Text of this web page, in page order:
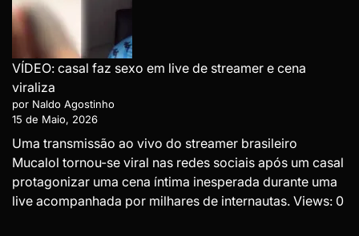
VÍDEO: casal faz sexo em live de streamer e cena
viraliza
por Naldo Agostinho
15 de Maio, 2026
Uma transmissão ao vivo do streamer brasileiro
Mucalol tornou-se viral nas redes sociais após um casal
protagonizar uma cena íntima inesperada durante uma
live acompanhada por milhares de internautas. Views: 0